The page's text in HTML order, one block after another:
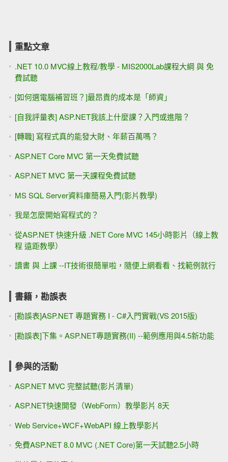
重點文章
.NET 10.0 MVC線上教程/教學 - MIS2000Lab課程大綱 與 免
費試聽
[如何選電腦補習班？]最昂貴的成本是「師資」
[自我評量表] ASP.NET我該上什麼課？入門或進階？
[轉職] 寫程式真的能發大財、年薪百萬嗎？
ASP.NET Core MVC 第一天免費試聽
ASP.NET MVC 第一天課程免費試聽
MS SQL Server資料庫簡易入門(影片教學)
我是怎麼開始寫程式的？
從ASP.NET 快速升級 .NET Core MVC 145小時影片（線上教
程 遠距教學）
讀書 與 上課 --IT技術很簡單啦，隨便上網看看、找範例就行
書籍，勘誤表
[勘誤表]ASP.NET 專題實務 I - C#入門實戰(VS 2015版)
[勘誤表]下集。ASP.NET專題實務(II) --範例應用與4.5新功能
參與的活動
ASP.NET MVC 完整試聽(影片清單)
ASP.NET快速開發（WebForm）教學影片 8天
Web Service+WCF+WebAPI 線上教學影片
免費ASP.NET 8.0 MVC (.NET Core)第一天試聽2.5小時